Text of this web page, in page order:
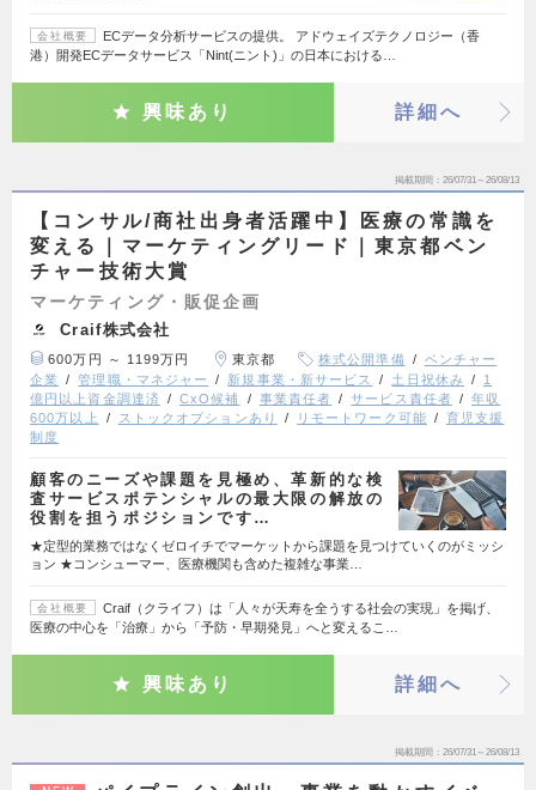
会社概要
ECデータ分析サービスの提供。 アドウェイズテクノロジー（香
港）開発ECデータサービス「Nint(ニント)」の日本における…
興味あり 詳細へ
掲載期間 26/07/31～26/08/13
【コンサル/商社出身者活躍中】医療の常識を
変える｜マーケティングリード｜東京都ベン
チャー技術大賞
マーケティング・販促企画
Craif株式会社
600万円 ～ 1199万円 東京都 株式公開準備
ベンチャー
企業
管理職・マネジャー 新規事業・新サービス 土日祝休み
1
億円以上資金調達済
CxO候補 事業責任者 サービス責任者
年収
600万以上
ストックオプションあり リモートワーク可能
育児支援
制度
顧客のニーズや課題を見極め、革新的な検
査サービスポテンシャルの最大限の解放の
役割を担うポジションです…
★定型的業務ではなくゼロイチでマーケットから課題を見つけていくのがミッシ
ョン ★コンシューマー、医療機関も含めた複雑な事業…
会社概要
Craif（クライフ）は「人々が天寿を全うする社会の実現」を掲げ、
医療の中心を「治療」から「予防・早期発見」へと変えるこ…
興味あり 詳細へ
掲載期間 26/07/31～26/08/13